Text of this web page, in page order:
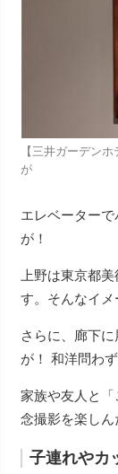
【三井ガーデン
が
エレベーター
が！
上野は東京都
す。そんなイメ
さらに、廊下
が！ 和洋問わ
家族や友人と
念撮影を楽しん
子連れやカ